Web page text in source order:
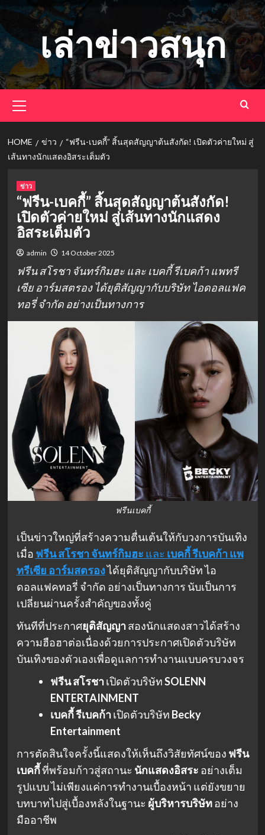
Skip
to
content
เล่าข่าวสนุก
Menu
HOME ข่าว
“ฟรีน-เบคกี้” สิ้นสุดสัญญาต้นสังกัด! เปิดตัวค่ายใหม่ สู่
เส้นทางนักแสดงอิสระเต็มตัว
ข่าว
“ฟรีน-เบคกี้” สิ้นสุดสัญญาต้นสังกัด!
เปิดตัวค่ายใหม่ สู่เส้นทางนักแสดง
อิสระเต็มตัว
admin 14 October 2025
ฟรีน สโรชา จันทร์กิมฮะ และ เบคกี้ รีเบคก้า แพทรี
เซีย อาร์มสตรอง ได้ยุติสัญญากับบริษัท ไอดอลแฟค
ทอรี่ จำกัด อย่างเป็นทางการ
ฟรีนเบคกี้
เป็นข่าวใหญ่ที่สร้างความตื่นเต้นให้กับวงการบันเทิง
เมื่อ ฟรีน สโรชา จันทร์กิมฮะ และ เบคกี้ รีเบคก้า แพ
ทรีเซีย อาร์มสตรองได้ยุติสัญญากับบริษัท ไอ
ดอลแฟคทอรี่ จำกัด อย่างเป็นทางการ นับเป็นการ
เปลี่ยนผ่านครั้งสำคัญของทั้งคู่
ทันทีที่ประกาศยุติสัญญาสองนักแสดงสาวได้สร้าง
ความฮือฮาต่อเนื่องด้วยการประกาศเปิดตัวบริษัท
บันเทิงของตัวเองเพื่อดูแลการทำงานแบบครบวงจร
ฟรีน สโรชาเปิดตัวบริษัทSOLENN
ENTERTAINMENT
เบคกี้ รีเบคก้าเปิดตัวบริษัท Becky
Entertainment
การตัดสินใจครั้งนี้แสดงให้เห็นถึงวิสัยทัศน์ของ ฟรีน
เบคกี้ที่พร้อมก้าวสู่สถานะ นักแสดงอิสระ อย่างเต็ม
รูปแบบ ไม่เพียงแค่การทำงานเบื้องหน้า แต่ยังขยาย
บทบาทไปสู่เบื้องหลังในฐานะ ผู้บริหารบริษัทอย่าง
มืออาชีพ